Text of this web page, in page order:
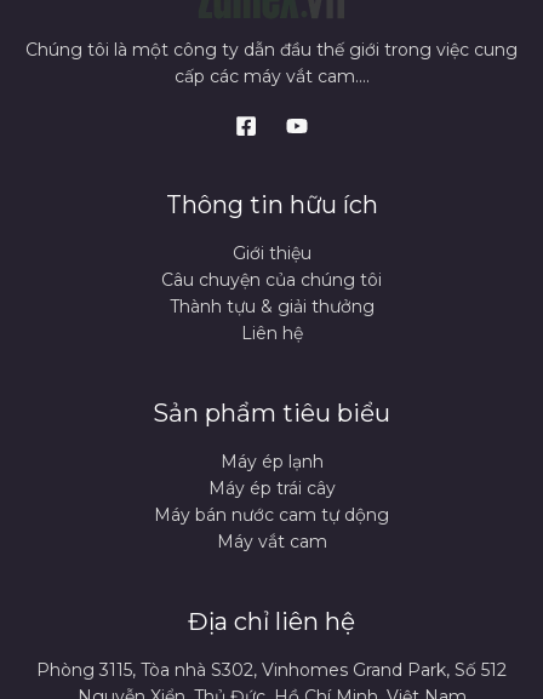
Chúng tôi là một công ty dẫn đầu thế giới trong việc cung
cấp các máy vắt cam....
Thông tin hữu ích
Giới thiệu
Câu chuyện của chúng tôi
Thành tựu & giải thưởng
Liên hệ
Sản phẩm tiêu biểu
Máy ép lạnh
Máy ép trái cây
Máy bán nước cam tự dộng
Máy vắt cam
Địa chỉ liên hệ
Phòng 3115, Tòa nhà S302, Vinhomes Grand Park, Số 512